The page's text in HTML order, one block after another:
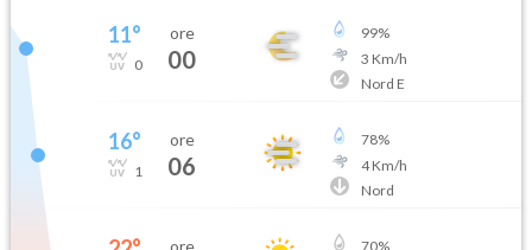
11°
0
ore
00
99%
3 Km/h
Nord E
16°
1
ore
06
78%
4Km/h
Nord
ore 70%